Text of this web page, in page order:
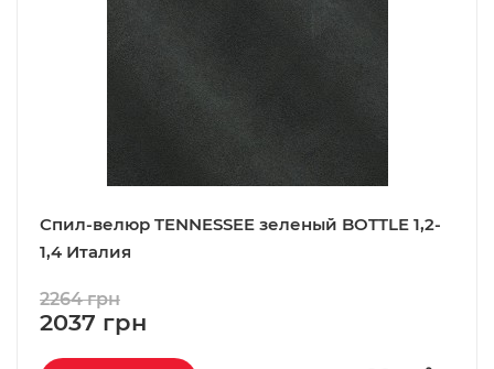
Спил-велюр TENNESSEE зеленый BOTTLE 1,2-
1,4 Италия
2037 грн
2264 грн